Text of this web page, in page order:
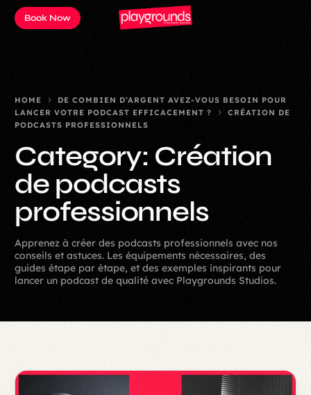
Book Now
HOME
DE COMBIEN D’ARGENT AVEZ-VOUS BESOIN POUR
LANCER VOTRE PODCAST EFFICACEMENT ?
CRÉATION DE
PODCASTS PROFESSIONNELS
Category: Création
de podcasts
professionnels
Apprenez à créer des podcasts professionnels avec nos
conseils et astuces. Les équipements nécessaires, des
guides étape par étape, et des exemples inspirants pour
lancer un podcast de qualité avec Playgrounds Studios.